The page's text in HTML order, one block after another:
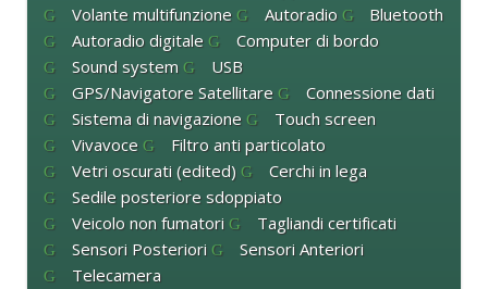
Volante multifunzione
Autoradio
Bluetooth
Autoradio digitale
Computer di bordo
Sound system
USB
GPS/Navigatore Satellitare
Connessione dati
Sistema di navigazione
Touch screen
Vivavoce
Filtro anti particolato
Vetri oscurati (edited)
Cerchi in lega
Sedile posteriore sdoppiato
Veicolo non fumatori
Tagliandi certificati
Sensori Posteriori
Sensori Anteriori
Telecamera